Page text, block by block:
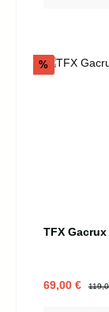
%Rabatt
TFX Gacrux
69,00 €